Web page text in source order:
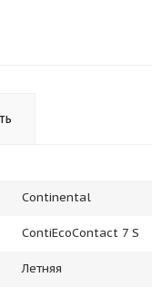
Continental
ContiEcoContact 7 S
Летняя